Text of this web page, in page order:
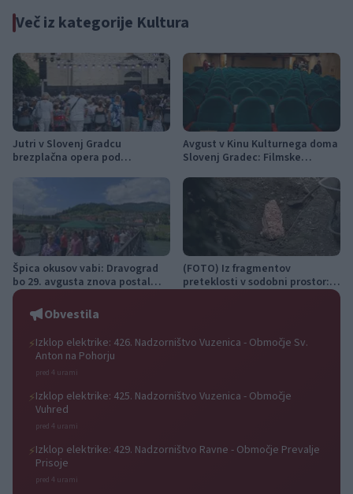
Več iz kategorije Kultura
Jutri v Slovenj Gradcu
brezplačna opera pod
zazvenel Ljubezenski napoj
Avgust v Kinu Kulturnega doma
Slovenj Gradec: Filmske
počitniški kino
Špica okusov vabi: Dravograd
bo 29. avgusta znova postal
prestolnica ulične kulinarike
(FOTO) Iz fragmentov
preteklosti v sodobni prostor:
Peter Rauch v Galeriji raum AU
Obvestila
⚡Izklop elektrike: 426. Nadzorništvo Vuzenica - Območje Sv.
Anton na Pohorju
pred 4 urami
⚡Izklop elektrike: 425. Nadzorništvo Vuzenica - Območje
Vuhred
pred 4 urami
⚡Izklop elektrike: 429. Nadzorništvo Ravne - Območje Prevalje
Prisoje
pred 4 urami